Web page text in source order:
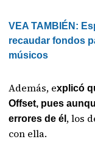
​VEA TAMBIÉN:
recaudar fondos
músicos
Además, explicó
Offset, pues
errores de él , los
con ella.